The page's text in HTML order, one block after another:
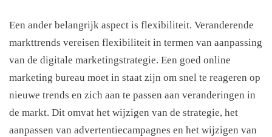
Een ander belangrijk aspect is flexibiliteit. Veranderende
markttrends vereisen flexibiliteit in termen van aanpassing
van de digitale marketingstrategie. Een goed online
marketing bureau moet in staat zijn om snel te reageren op
nieuwe trends en zich aan te passen aan veranderingen in
de markt. Dit omvat het wijzigen van de strategie, het
aanpassen van advertentiecampagnes en het wijzigen van